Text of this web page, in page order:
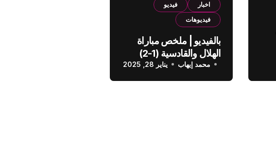
اخبار
فيديو
فيديوهات
بالفيديو | ملخص مباراة
الهلال والقادسية (1-2)
الدوري السعودي
محمد إيهاب يناير 28, 2025